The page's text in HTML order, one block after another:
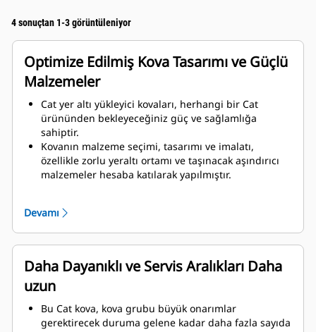
4 sonuçtan 1-3 görüntüleniyor
Optimize Edilmiş Kova Tasarımı ve Güçlü
Malzemeler
Cat yer altı yükleyici kovaları, herhangi bir Cat
ürününden bekleyeceğiniz güç ve sağlamlığa
sahiptir.
Kovanın malzeme seçimi, tasarımı ve imalatı,
özellikle zorlu yeraltı ortamı ve taşınacak aşındırıcı
malzemeler hesaba katılarak yapılmıştır.
sıra kenar takılmasına ve çıkarılmasına da yardımcı
olur.
Kova grubu komponentleri için daha kaliteli
malzeme kullanılmıştır.
Devamı
Daha Dayanıklı ve Servis Aralıkları Daha
uzun
Bu Cat kova, kova grubu büyük onarımlar
gerektirecek duruma gelene kadar daha fazla sayıda